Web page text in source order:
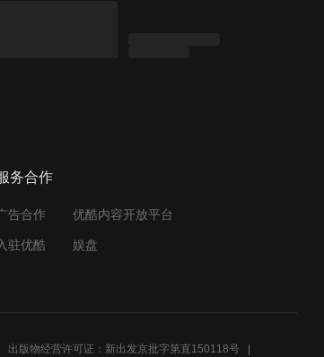
务合作
告合作 优酷内容开放平台
驻优酷 娱盘
出版物经营许可证：新出发京批字第直150118号